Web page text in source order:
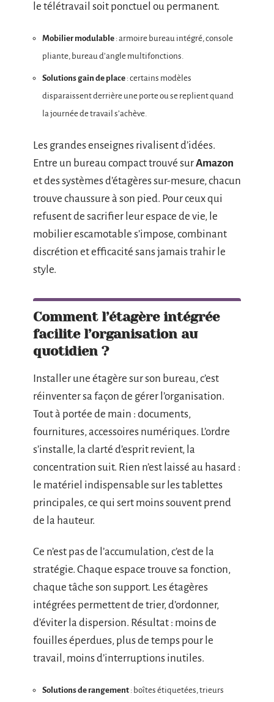
le télétravail soit ponctuel ou permanent.
Mobilier modulable : armoire bureau intégré, console
pliante, bureau d’angle multifonctions.
Solutions gain de place : certains modèles
disparaissent derrière une porte ou se replient quand
la journée de travail s’achève.
Les grandes enseignes rivalisent d’idées.
Entre un bureau compact trouvé surAmazon
et des systèmes d’étagères sur-mesure, chacun
trouve chaussure à son pied. Pour ceux qui
refusent de sacrifier leur espace de vie, le
mobilier escamotable s’impose, combinant
discrétion et efficacité sans jamais trahir le
style.
Comment l’étagère intégrée
facilite l’organisation au
quotidien ?
Installer une étagère sur son bureau, c’est
réinventer sa façon de gérer l’organisation.
Tout à portée de main : documents,
fournitures, accessoires numériques. L’ordre
s’installe, la clarté d’esprit revient, la
concentration suit. Rien n’est laissé au hasard :
le matériel indispensable sur les tablettes
principales, ce qui sert moins souvent prend
de la hauteur.
Ce n’est pas de l’accumulation, c’est de la
stratégie. Chaque espace trouve sa fonction,
chaque tâche son support. Les étagères
intégrées permettent de trier, d’ordonner,
d’éviter la dispersion. Résultat : moins de
fouilles éperdues, plus de temps pour le
travail, moins d’interruptions inutiles.
Solutions de rangement : boîtes étiquetées, trieurs